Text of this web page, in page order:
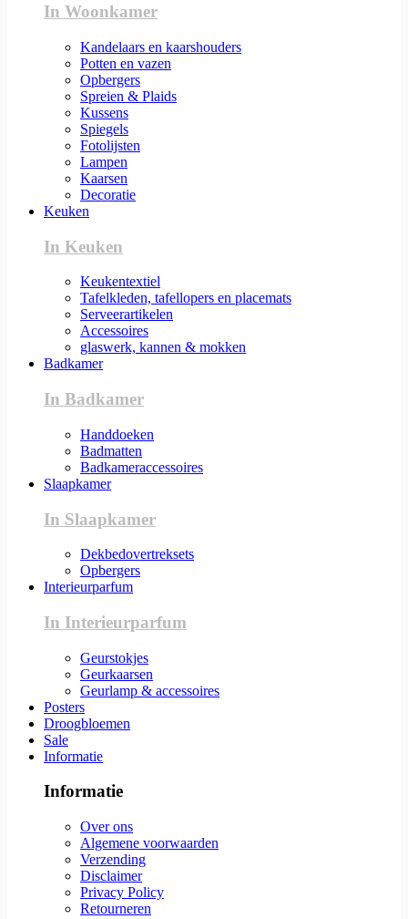
In Woonkamer
Kandelaars en kaarshouders
Potten en vazen
Opbergers
Spreien & Plaids
Kussens
Spiegels
Fotolijsten
Lampen
Kaarsen
Decoratie
Keuken
In Keuken
Keukentextiel
Tafelkleden, tafellopers en placemats
Serveerartikelen
Accessoires
glaswerk, kannen & mokken
Badkamer
In Badkamer
Handdoeken
Badmatten
Badkameraccessoires
Slaapkamer
In Slaapkamer
Dekbedovertreksets
Opbergers
Interieurparfum
In Interieurparfum
Geurstokjes
Geurkaarsen
Geurlamp & accessoires
Posters
Droogbloemen
Sale
Informatie
Informatie
Over ons
Algemene voorwaarden
Verzending
Disclaimer
Privacy Policy
Retourneren